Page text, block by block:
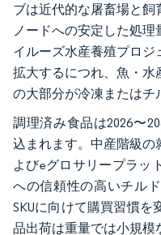
ブは近代的な屠畜場と
ノードへの安定した処
イルーズ水産養殖プロジ
拡大するにつれ、魚・水
の大部分が冷凍またはチ
調理済み食品は2026〜
込まれます。中産階級の
よびeグロサリープラッ
への信頼性の高いチル
SKUに向けて購買習慣
品出荷は重量では小規模